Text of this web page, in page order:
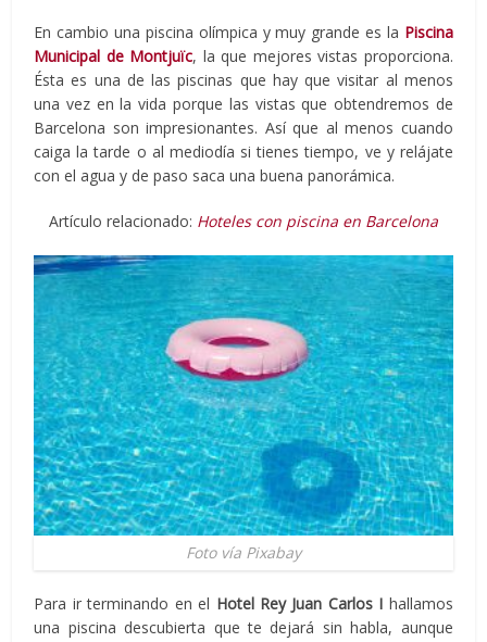
En cambio una piscina olímpica y muy grande es la Piscina
Municipal de Montjuïc, la que mejores vistas proporciona.
Ésta es una de las piscinas que hay que visitar al menos
una vez en la vida porque las vistas que obtendremos de
Barcelona son impresionantes. Así que al menos cuando
caiga la tarde o al mediodía si tienes tiempo, ve y relájate
con el agua y de paso saca una buena panorámica.
Artículo relacionado: Hoteles con piscina en Barcelona
Foto vía Pixabay
Para ir terminando en el Hotel Rey Juan Carlos I hallamos
una piscina descubierta que te dejará sin habla, aunque